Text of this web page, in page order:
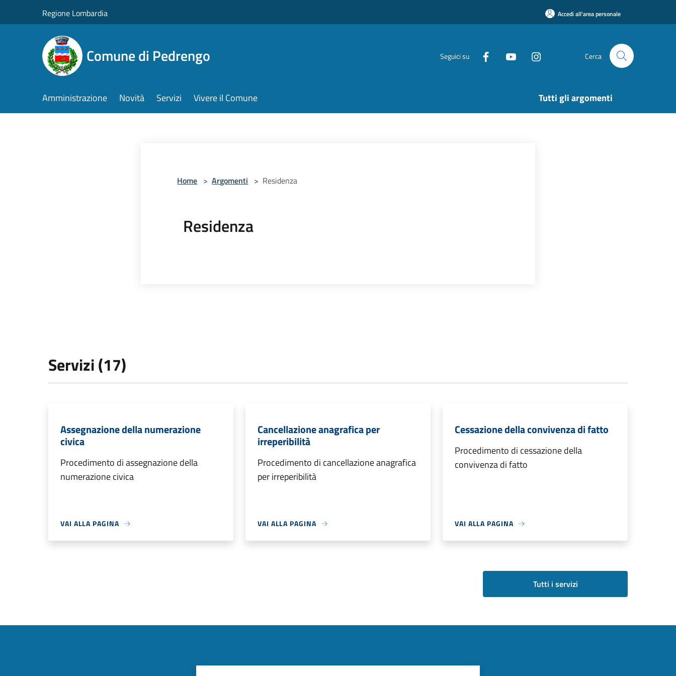
Regione Lombardia Accedi all'area personale
Comune di Pedrengo Seguici su Cerca
Amministrazione Novità Servizi Vivere il Comune Tutti gli argomenti
Home > Argomenti > Residenza
Residenza
Servizi (17)
Assegnazione della numerazione
civica
Procedimento di assegnazione della
numerazione civica
VAI ALLA PAGINA
Cancellazione anagrafica per
irreperibilità
Procedimento di cancellazione anagrafica
per irreperibilità
VAI ALLA PAGINA
Cessazione della convivenza di fatto
Procedimento di cessazione della
convivenza di fatto
VAI ALLA PAGINA
Tutti i servizi